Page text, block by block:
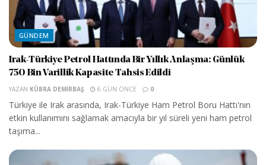
GÜNDEM
Irak-Türkiye Petrol Hattında Bir Yıllık Anlaşma: Günlük
750 Bin Varillik Kapasite Tahsis Edildi
YAZAN KÜBRA DEMIRBAŞ 6 GÜN ÖNCE 0
Türkiye ile Irak arasında, Irak-Türkiye Ham Petrol Boru Hattı'nın
etkin kullanımını sağlamak amacıyla bir yıl süreli yeni ham petrol
taşıma...